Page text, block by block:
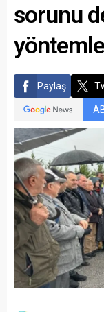
sorunu
Paylaş